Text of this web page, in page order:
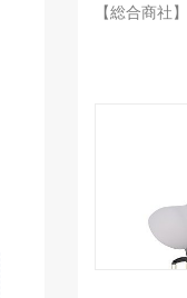
【総合商社